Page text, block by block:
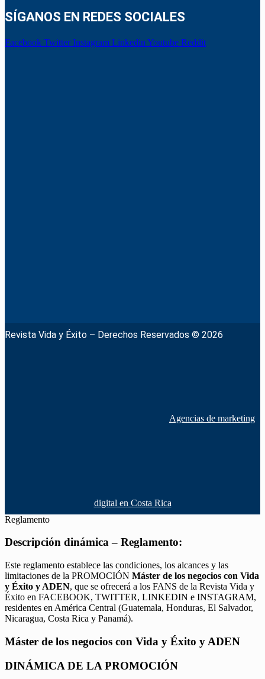
SÍGANOS EN REDES SOCIALES
Facebook Twitter Instagram Linkedin Youtube Reddit
Revista Vida y Éxito – Derechos Reservados © 2026
Agencias de marketing
digital en Costa Rica
Reglamento
Descripción dinámica – Reglamento:
Este reglamento establece las condiciones, los alcances y las
limitaciones de la PROMOCIÓN Máster de los negocios con Vida
y Éxito y ADEN, que se ofrecerá a los FANS de la Revista Vida y
Éxito en FACEBOOK, TWITTER, LINKEDIN e INSTAGRAM,
residentes en América Central (Guatemala, Honduras, El Salvador,
Nicaragua, Costa Rica y Panamá).
Máster de los negocios con Vida y Éxito y ADEN
DINÁMICA DE LA PROMOCIÓN